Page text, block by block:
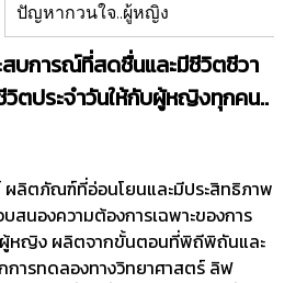
ปัญหากวนใจ..ผู้หญิง
บการณ์ที่สดชื่นและมีชีวิตชีวา
ตประจำวันให้กับผู้หญิงทุกคน..
ผลิตภัณฑ์ที่อ่อนโยนและมีประสิทธิภาพ
สนองความต้องการเฉพาะของการ
หญิง ผลิตจากขั้นตอนที่พิถีพิถันและ
การทดลองทางวิทยาศาสตร์ ลิฟ